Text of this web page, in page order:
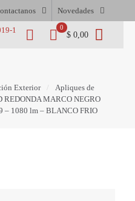
Novedades
0
$ 0,00
Exterior
Apliques de
REDONDA MARCO NEGRO
– 1080 lm – BLANCO FRIO